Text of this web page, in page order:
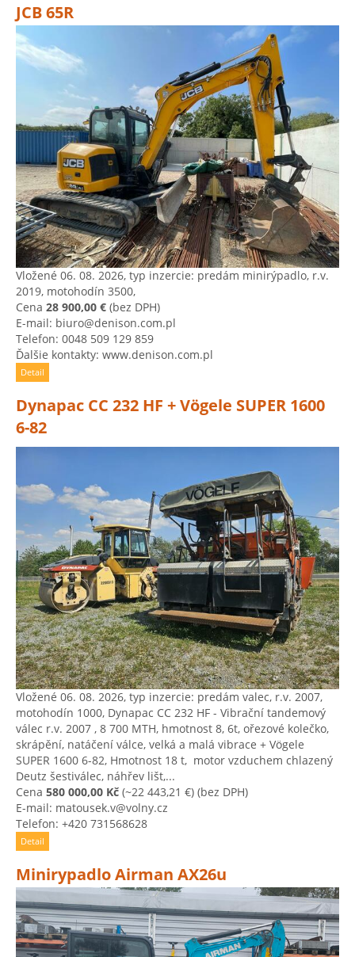
JCB 65R
Vložené 06. 08. 2026, typ inzercie: predám minirýpadlo, r.v.
2019, motohodín 3500,
Cena 28 900,00 € (bez DPH)
E-mail: biuro@denison.com.pl
Telefon: 0048 509 129 859
Ďalšie kontakty: www.denison.com.pl
Detail
Dynapac CC 232 HF + Vögele SUPER 1600
6-82
Vložené 06. 08. 2026, typ inzercie: predám valec, r.v. 2007,
motohodín 1000, Dynapac CC 232 HF - Vibrační tandemový
válec r.v. 2007 , 8 700 MTH, hmotnost 8, 6t, ořezové kolečko,
skrápění, natáčení válce, velká a malá vibrace + Vögele
SUPER 1600 6-82, Hmotnost 18 t, ​ motor vzduchem chlazený
Deutz šestiválec, ​náhřev lišt,...
Cena 580 000,00 Kč (~22 443,21 €) (bez DPH)
E-mail: matousek.v@volny.cz
Telefon: +420 731568628
Detail
Minirypadlo Airman AX26u